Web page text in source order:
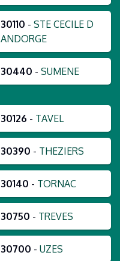
30110 - STE CECILE D
ANDORGE
30440 - SUMENE
30126 - TAVEL
30390 - THEZIERS
30140 - TORNAC
30750 - TREVES
30700 - UZES